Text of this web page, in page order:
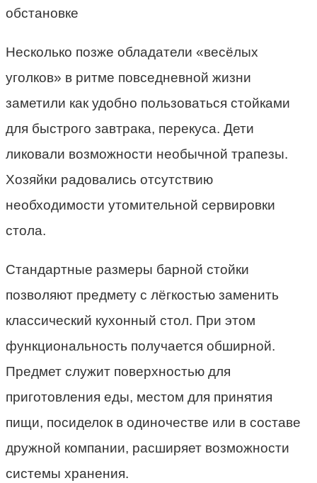
обстановке
Несколько позже обладатели «весёлых
уголков» в ритме повседневной жизни
заметили как удобно пользоваться стойками
для быстрого завтрака, перекуса. Дети
ликовали возможности необычной трапезы.
Хозяйки радовались отсутствию
необходимости утомительной сервировки
стола.
Стандартные размеры барной стойки
позволяют предмету с лёгкостью заменить
классический кухонный стол. При этом
функциональность получается обширной.
Предмет служит поверхностью для
приготовления еды, местом для принятия
пищи, посиделок в одиночестве или в составе
дружной компании, расширяет возможности
системы хранения.